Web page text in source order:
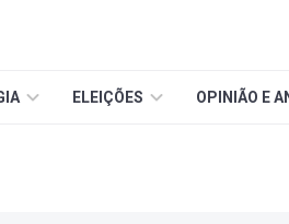
ELEIÇÕES OPINIÃO E